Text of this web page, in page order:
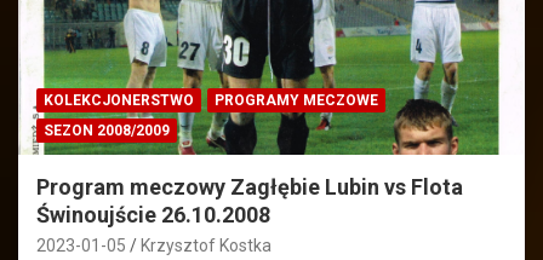
KOLEKCJONERSTWO
PROGRAMY MECZOWE
SEZON 2008/2009
Program meczowy Zagłębie Lubin vs Flota
Świnoujście 26.10.2008
2023-01-05 Krzysztof Kostka